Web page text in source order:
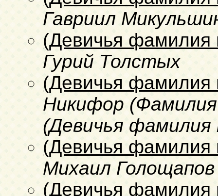
Гавриил
(Девичья фамилия
Гурий Толстых
(Девичья фамилия
Никифор
(Девичья фамилия
(Девичья фамилия
Михаил Голощапов
(Девичья фамилия